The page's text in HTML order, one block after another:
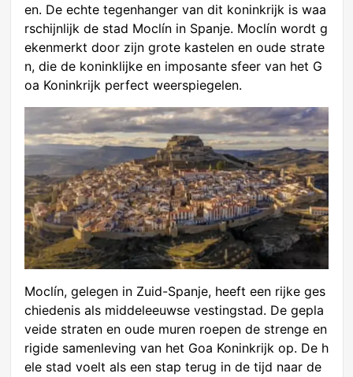
en. De echte tegenhanger van dit koninkrijk is waa
rschijnlijk de stad Moclín in Spanje. Moclín wordt g
ekenmerkt door zijn grote kastelen en oude strate
n, die de koninklijke en imposante sfeer van het G
oa Koninkrijk perfect weerspiegelen.
Moclín, gelegen in Zuid-Spanje, heeft een rijke ges
chiedenis als middeleeuwse vestingstad. De gepla
veide straten en oude muren roepen de strenge en
rigide samenleving van het Goa Koninkrijk op. De h
ele stad voelt als een stap terug in de tijd naar de